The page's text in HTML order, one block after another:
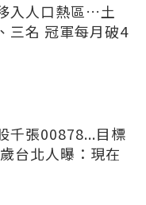
入人口熱區…土
三名 冠軍每月破4
千張00878...目標
台北人曝：現在